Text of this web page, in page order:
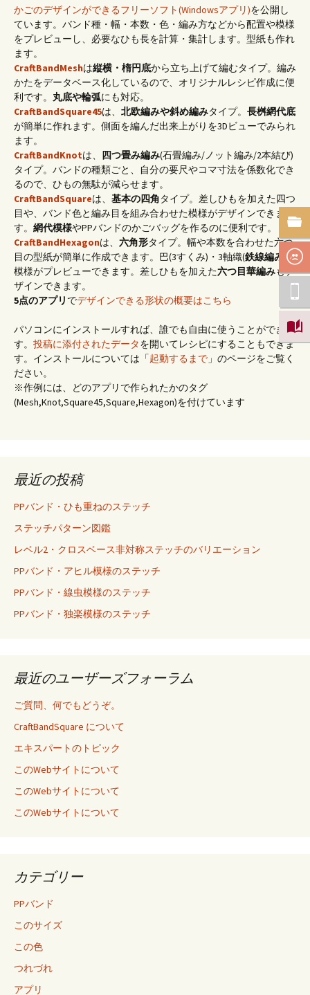
かごのデザインができるフリーソフト(Windowsアプリ)を公開し
ています。バンド種・幅・本数・色・編み方などから配置や模様
をプレビューし、必要なひも長を計算・集計します。型紙も作れ
ます。
CraftBandMeshは縦横・楕円底から立ち上げて編むタイプ。編み
かたをデータベース化しているので、オリジナルレシピ作成に便
利です。 丸底や輪弧にも対応。
CraftBandSquare45は、 北欧編みや斜め編みタイプ。 長桝網代底
が簡単に作れます。側面を編んだ出来上がりを3Dビューでみられ
ます。
CraftBandKnotは、 四つ畳み編み(石畳編み/ノット編み/2本結び)
タイプ。バンドの種類ごと、自分の要尺やコマ寸法を係数化でき
るので、ひもの無駄が減らせます。
CraftBandSquareは、 基本の四角タイプ。差しひもを加えた四つ
目や、バンド色と編み目を組み合わせた模様がデザインできま
す。 網代模様やPPバンドのかごバッグを作るのに便利です。
CraftBandHexagonは、 六角形タイプ。幅や本数を合わせた六つ
目の型紙が簡単に作成できます。巴(3すくみ)・3軸織(鉄線編み
)の
模様がプレビューできます。差しひもを加えた六つ目華編みもデ
ザインできます。
5点のアプリ でデザインできる形状の概要はこちら
パソコンにインストールすれば、誰でも自由に使うことができま
す。 投稿に添付されたデータを開いてレシピにすることもできま
す。インストールについては「起動するまで 」のページをご覧く
ださい。
※作例には、どのアプリで作られたかのタグ
(Mesh,Knot,Square45,Square,Hexagon)を付けています
最近の投稿
PPバンド・ひも重ねのステッチ
ステッチパターン図鑑
レベル2・クロスベース非対称ステッチのバリエーション
PPバンド・アヒル模様のステッチ
PPバンド・線虫模様のステッチ
PPバンド・独楽模様のステッチ
最近のユーザーズフォーラム
ご質問、何でもどうぞ。
CraftBandSquare について
エキスパートのトピック
このWebサイトについて
このWebサイトについて
このWebサイトについて
カテゴリー
PPバンド
このサイズ
この色
つれづれ
アプリ